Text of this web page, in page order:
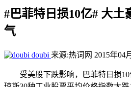
#巴菲特日损10亿# 大土
气
doubi 来源:热词网 2015年04
受美股下跌影响，巴菲特日损10